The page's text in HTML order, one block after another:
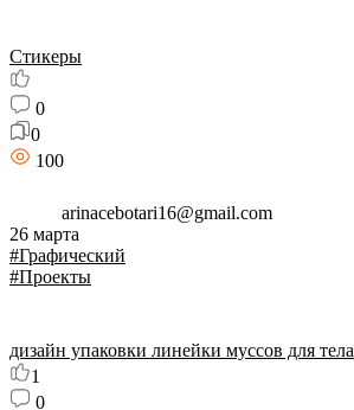
Стикеры
0
0
100
arinacebotari16@gmail.com
26 марта
#Графический
#Проекты
дизайн упаковки линейки муссов для тела
1
0